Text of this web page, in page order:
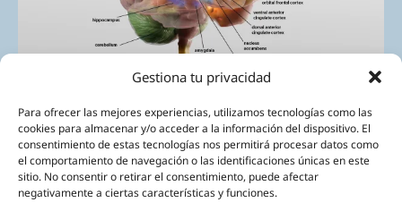
Gestiona tu privacidad
Para ofrecer las mejores experiencias, utilizamos tecnologías como las
cookies para almacenar y/o acceder a la información del dispositivo. El
consentimiento de estas tecnologías nos permitirá procesar datos como
el comportamiento de navegación o las identificaciones únicas en este
sitio. No consentir o retirar el consentimiento, puede afectar
negativamente a ciertas características y funciones.